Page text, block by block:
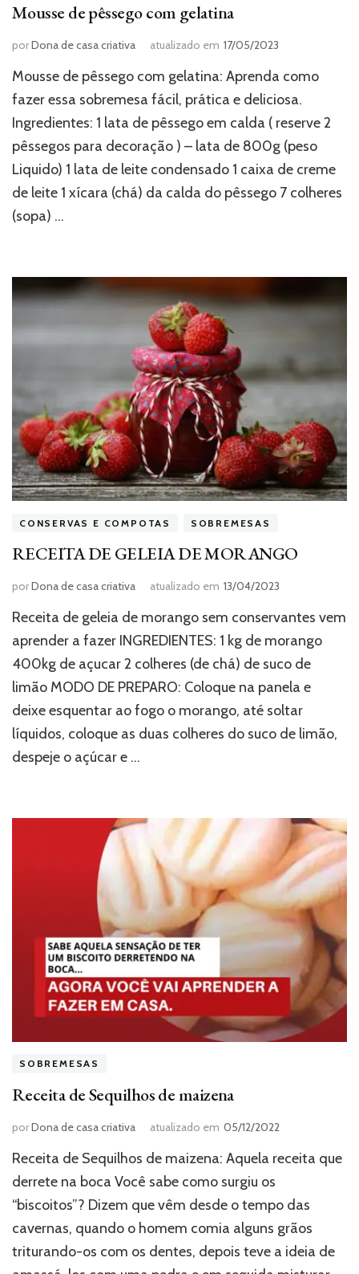
Mousse de pêssego com gelatina
porDona de casa criativa atualizado em 17/05/2023
Mousse de pêssego com gelatina: Aprenda como
fazer essa sobremesa fácil, prática e deliciosa.
Ingredientes: 1 lata de pêssego em calda ( reserve 2
pêssegos para decoração ) – lata de 800g (peso
Liquido) 1 lata de leite condensado 1 caixa de creme
de leite 1 xícara (chá) da calda do pêssego 7 colheres
(sopa) …
CONSERVAS E COMPOTAS SOBREMESAS
RECEITA DE GELEIA DE MORANGO
porDona de casa criativa atualizado em 13/04/2023
Receita de geleia de morango sem conservantes vem
aprender a fazer INGREDIENTES: 1 kg de morango
400kg de açucar 2 colheres (de chá) de suco de
limão MODO DE PREPARO: Coloque na panela e
deixe esquentar ao fogo o morango, até soltar
líquidos, coloque as duas colheres do suco de limão,
despeje o açúcar e …
SOBREMESAS
Receita de Sequilhos de maizena
porDona de casa criativa atualizado em 05/12/2022
Receita de Sequilhos de maizena: Aquela receita que
derrete na boca Você sabe como surgiu os
“biscoitos”? Dizem que vêm desde o tempo das
cavernas, quando o homem comia alguns grãos
triturando-os com os dentes, depois teve a ideia de